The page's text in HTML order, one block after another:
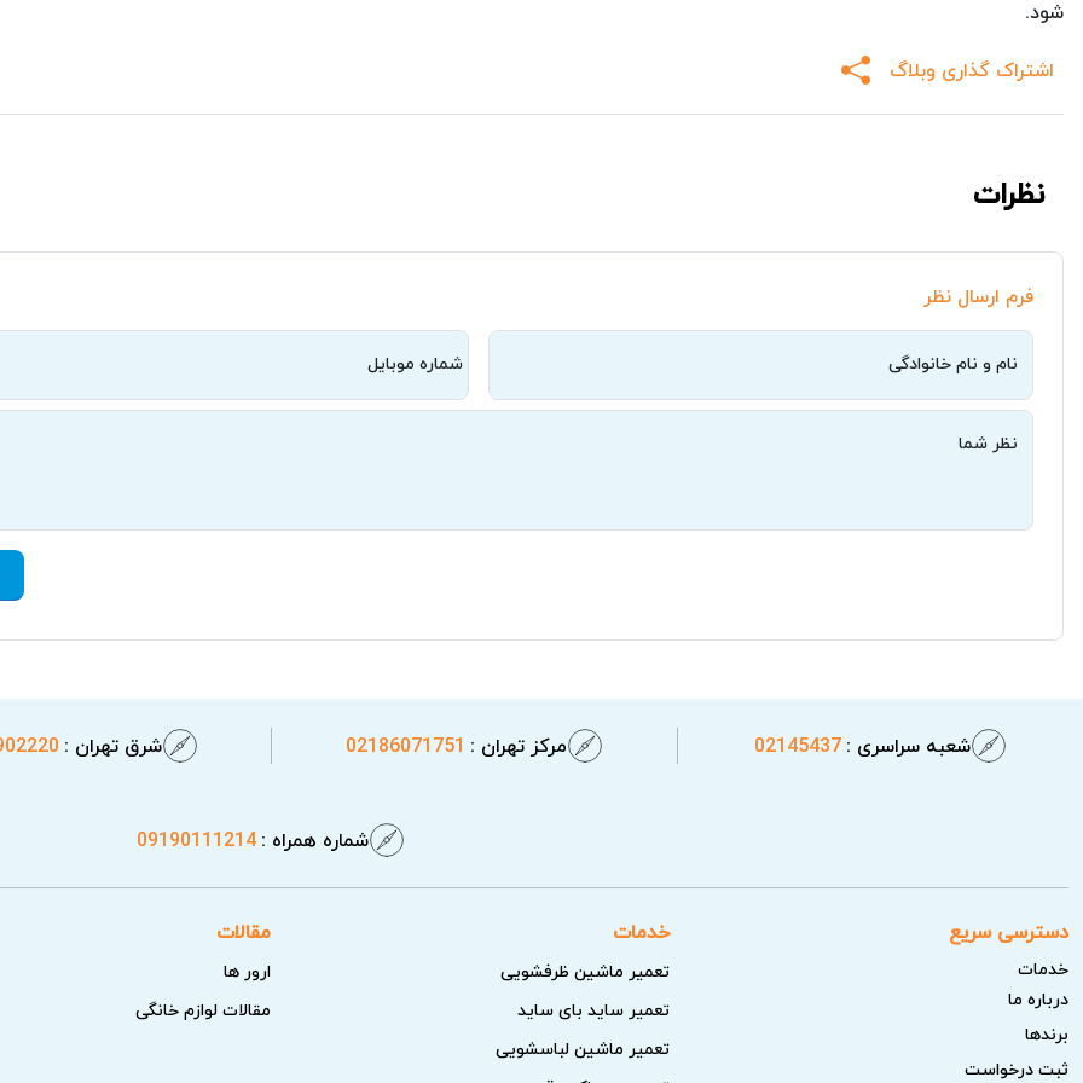
شود.
اشتراک گذاری وبلاگ
نظرات
فرم ارسال نظر
نام و نام خانوادگی شماره موبایل
نظر شما
شعبه سراسری :02145437 مرکز تهران : 02186071751 شرق تهران :
شماره همراه :09190111214
دسترسی سریع
خدمات
درباره ما
برندها
ثبت درخواست
خدمات
تعمیر ماشین ظرفشویی
تعمیر ساید بای ساید
تعمیر ماشین لباسشویی
مقالات
ارور ها
مقالات لوازم خانگی